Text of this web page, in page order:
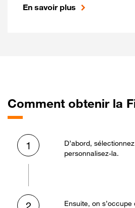
En savoir plus
Comment obtenir la
1
D’abord,
personnalisez-la.
Ensuite, on